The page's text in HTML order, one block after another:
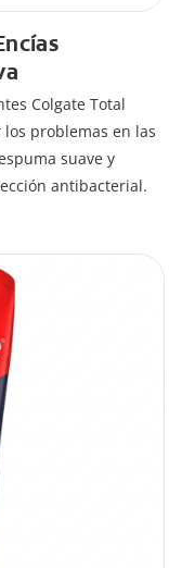
Colgate Total
problemas en las
suave y
antibacterial.